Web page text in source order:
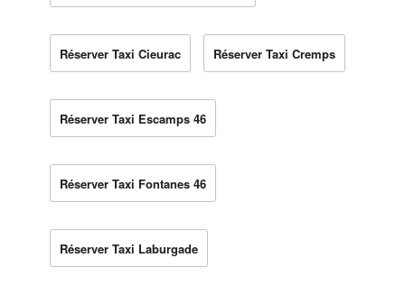
Réserver Taxi Cieurac Réserver Taxi Cremps
Réserver Taxi Escamps 46
Réserver Taxi Fontanes 46
Réserver Taxi Laburgade